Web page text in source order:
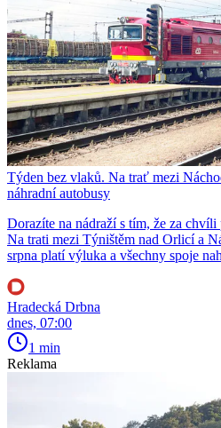
Týden bez vlaků. Na trať mezi
náhradní autobusy
Dorazíte na nádraží s tím, že za
Na trati mezi Týništěm nad Orlicí a
srpna platí výluka a všechny spoje
Hradecká Drbna
dnes, 07:00
1 min
Reklama